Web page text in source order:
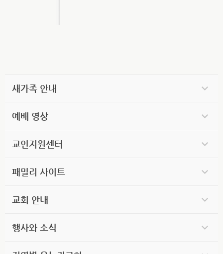
새가족 안내
예배 영상
교인지원센터
패밀리 사이트
교회 안내
행사와 소식